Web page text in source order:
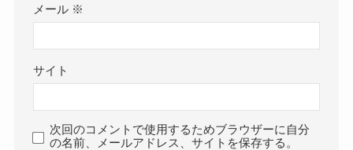
メール ※
サイト
次回のコメントで使用するためブラウザーに自分
の名前、メールアドレス、サイトを保存する。